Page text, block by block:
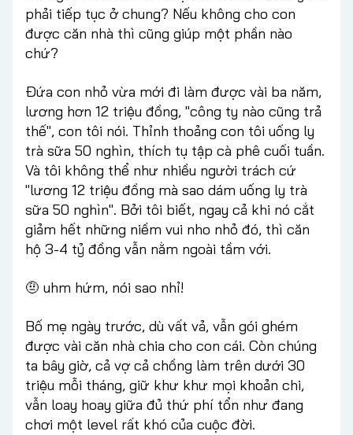
phải tiếp tục ở chung? Nếu không cho con
được căn nhà thì cũng giúp một phần nào
chứ?
Đứa con nhỏ vừa mới đi làm được vài ba năm,
lương hơn 12 triệu đồng, "công ty nào cũng trả
thế", con tôi nói. Thỉnh thoảng con tôi uống ly
trà sữa 50 nghìn, thích tụ tập cà phê cuối tuần.
Và tôi không thể như nhiều người trách cứ
"lương 12 triệu đồng mà sao dám uống ly trà
sữa 50 nghìn". Bởi tôi biết, ngay cả khi nó cắt
giảm hết những niềm vui nho nhỏ đó, thì căn
hộ 3-4 tỷ đồng vẫn nằm ngoài tầm với.
🤨 uhm hứm, nói sao nhỉ!
Bố mẹ ngày trước, dù vất vả, vẫn gói ghém
được vài căn nhà chia cho con cái. Còn chúng
ta bây giờ, cả vợ cả chồng làm trên dưới 30
triệu mỗi tháng, giữ khư khư mọi khoản chi,
vẫn loay hoay giữa đủ thứ phí tổn như đang
chơi một level rất khó của cuộc đời.